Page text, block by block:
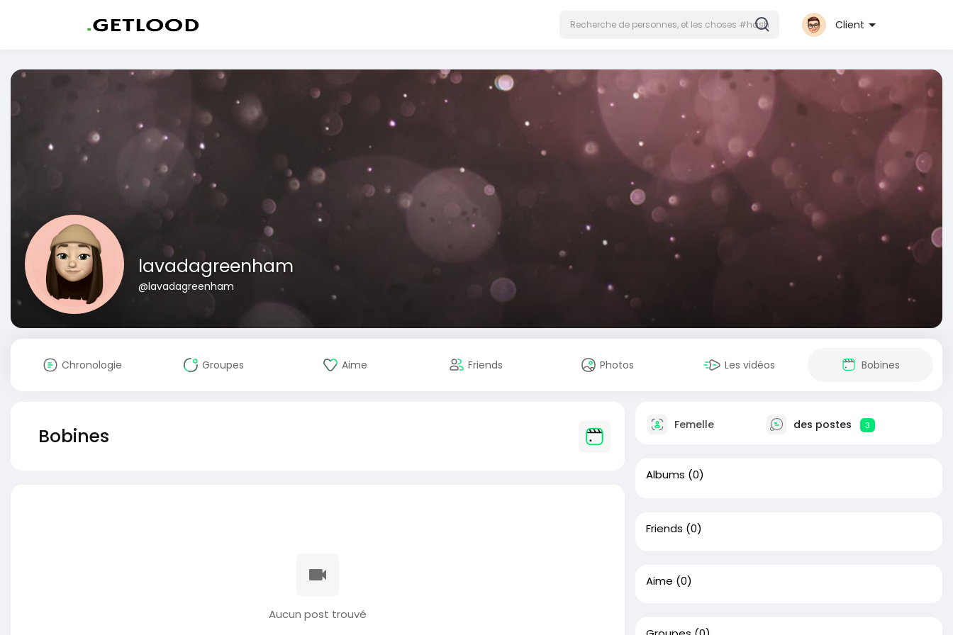
Client
lavadagreenham
@lavadagreenham
Chronologie Groupes Aime Friends Photos Les vidéos Bobines
Bobines
Aucun post trouvé
Femelle des postes 3
Albums (0)
Friends (0)
Aime (0)